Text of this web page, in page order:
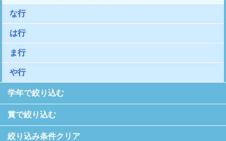
な行
は行
ま行
や行
学年で絞り込む
賞で絞り込む
絞り込み条件クリア